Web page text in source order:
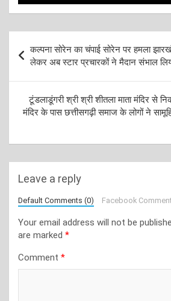
navigation
कल्पना सोरेन का चंपाई सोरेन पर हमला
लेकर अब स्टार प्रचारकों ने मैदान संभाल
टूंडलाडूंगरी श्री श्री शीतला माता मंदिर से
मंदिर के पास छत्तीसगढ़ी समाज के लोगों ने
Leave a reply
Default Comments (0) Facebook
Your email address will not be
are marked *
Comment *